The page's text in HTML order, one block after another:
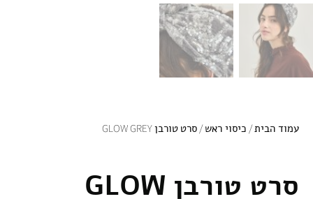
עמוד הבית/ כיסוי ראש/ סרט טורבן GLOW GREY
סרט טורבן GLOW